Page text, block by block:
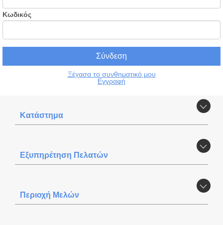
Κωδικός
Ξέχασα το συνθηματικό μου
Εγγραφή
Κατάστημα
Εξυπηρέτηση Πελατών
Περιοχή Mελών